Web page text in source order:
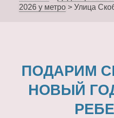
2026 у метро > Улица
ПОДАРИМ
НОВЫЙ